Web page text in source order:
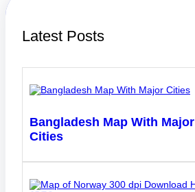
Latest Posts
Bangladesh Map With Major
Cities